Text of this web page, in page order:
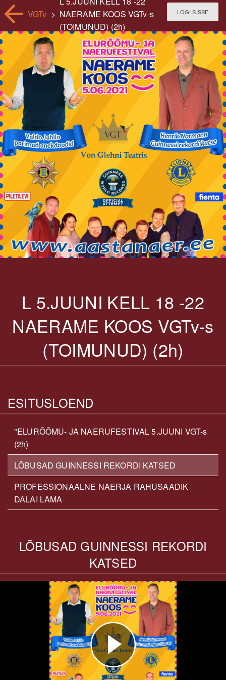
LOGI SISSE
VGTv > NAERAME KOOS VGTv-s
(TOIMUNUD) (2h)
L 5.JUUNI KELL 18 -22
NAERAME KOOS VGTv-s
(TOIMUNUD) (2h)
ESITUSLOEND
"ELURÕÕMU- JA NAERUFESTIVAL 5.JUUNI VGT-s
(2h)
LÕBUSAD GUINNESSI REKORDI KATSED
PROFESSIONAALNE NAERJA RAHUSAADIK
DALAI LAMA
LÕBUSAD GUINNESSI REKORDI
KATSED
Play
Video